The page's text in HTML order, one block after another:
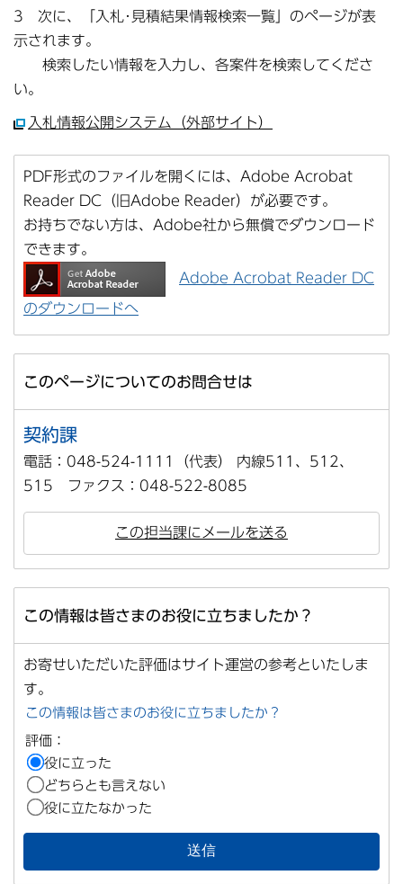
3 次に、「入札･見積結果情報検索一覧」のページが表
示されます。
検索したい情報を入力し、各案件を検索してくださ
い。
入札情報公開システム（外部サイト）
PDF形式のファイルを開くには、Adobe Acrobat
Reader DC（旧Adobe Reader）が必要です。
お持ちでない方は、Adobe社から無償でダウンロード
できます。
Adobe Acrobat Reader DC
のダウンロードへ
このページについてのお問合せは
契約課
電話：048-524-1111（代表） 内線511、512、
515 ファクス：048-522-8085
この担当課にメールを送る
この情報は皆さまのお役に立ちましたか？
お寄せいただいた評価はサイト運営の参考といたしま
す。
この情報は皆さまのお役に立ちましたか？
評価：
役に立った
どちらとも言えない
役に立たなかった